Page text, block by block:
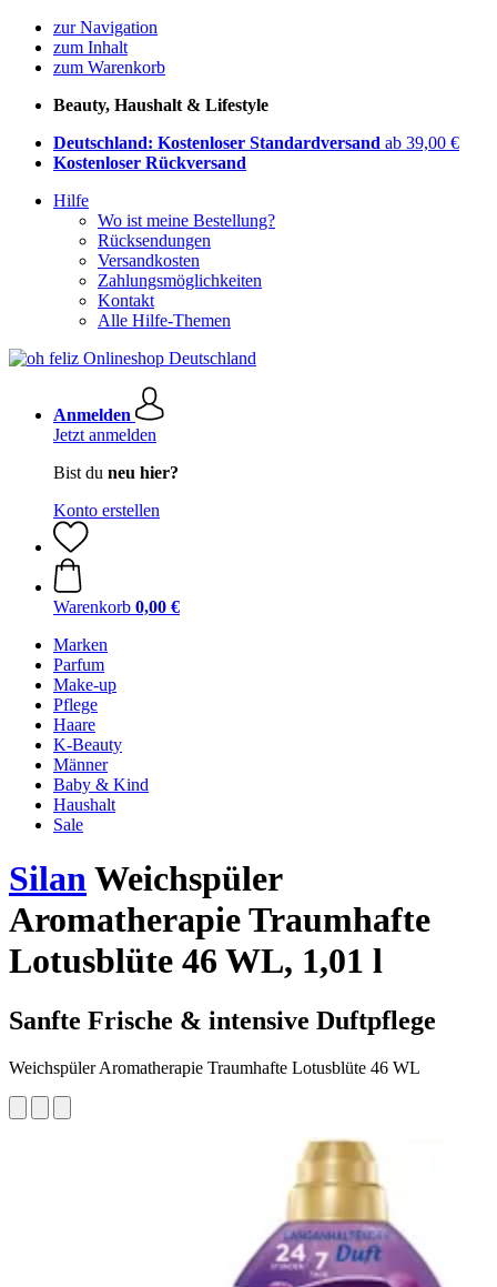
zur Navigation
zum Inhalt
zum Warenkorb
Beauty, Haushalt & Lifestyle
Deutschland: Kostenloser Standardversand ab 39,00 €
Kostenloser Rückversand
Hilfe
Wo ist meine Bestellung?
Rücksendungen
Versandkosten
Zahlungsmöglichkeiten
Kontakt
Alle Hilfe-Themen
Anmelden
Jetzt anmelden
Bist du neu hier?
Konto erstellen
Warenkorb 0,00 €
Marken
Parfum
Make-up
Pflege
Haare
K-Beauty
Männer
Baby & Kind
Haushalt
Sale
SilanWeichspüler
Aromatherapie Traumhafte
Lotusblüte 46 WL, 1,01 l
Sanfte Frische & intensive Duftpflege
Weichspüler Aromatherapie Traumhafte Lotusblüte 46 WL